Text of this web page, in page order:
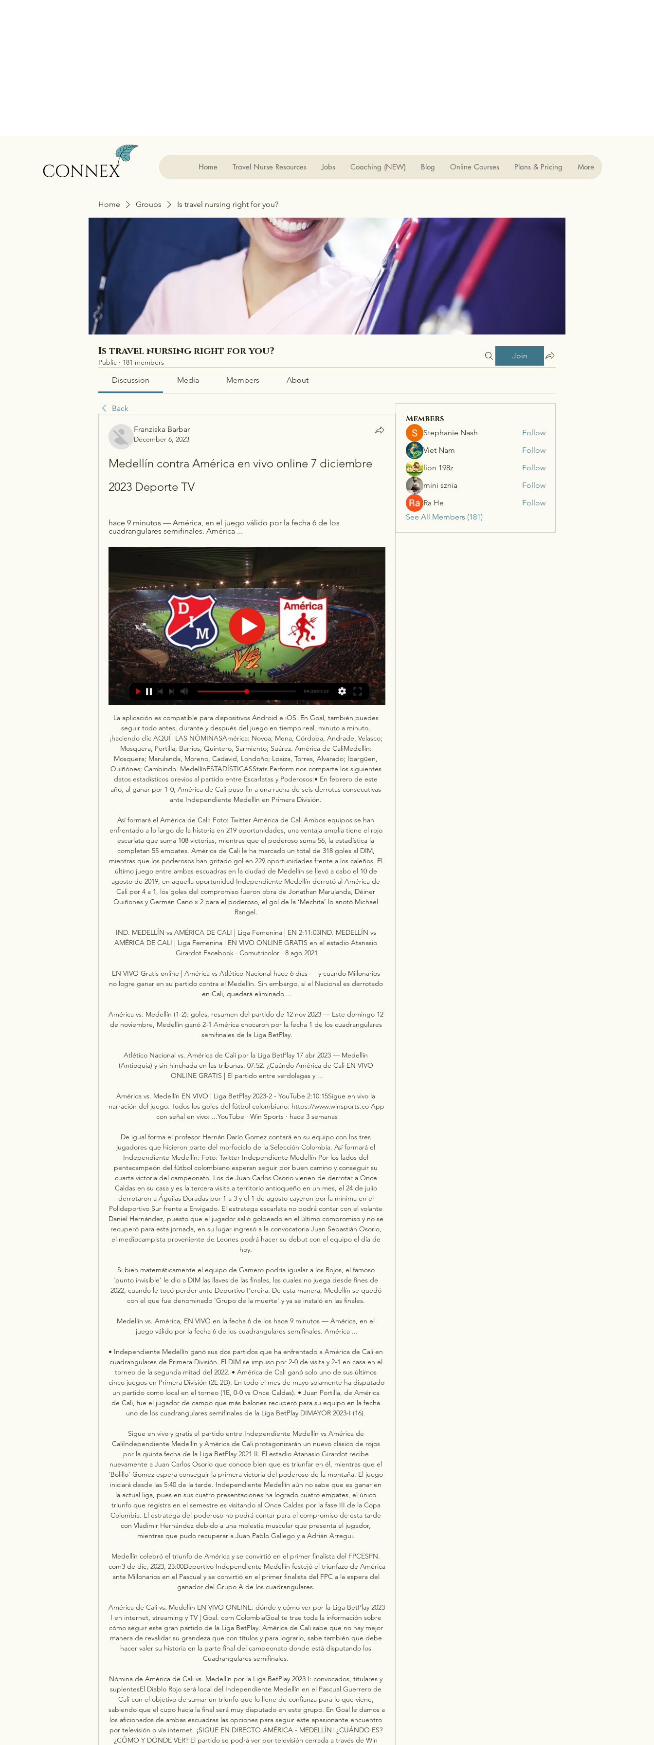
Home Travel Nurse Resources Jobs Coaching (NEW) Blog Online Courses Plans & Pricing More
Home Groups Is travel nursing right for you?
Is travel nursing right for you?
Public · 181 members
Join
Discussion Media Members About
Back
Franziska Barbar
December 6, 2023
Medellín contra América en vivo online 7 diciembre
2023 Deporte TV
hace 9 minutos — América, en el juego válido por la fecha 6 de los
cuadrangulares semifinales. América ...
La aplicación es compatible para dispositivos Android e iOS. En Goal, también puedes
seguir todo antes, durante y después del juego en tiempo real, minuto a minuto,
¡haciendo clic AQUÍ! LAS NÓMINASAmérica: Novoa; Mena, Córdoba, Andrade, Velasco;
Mosquera, Portilla; Barrios, Quintero, Sarmiento; Suárez. América de CaliMedellín:
Mosquera; Marulanda, Moreno, Cadavid, Londoño; Loaiza, Torres, Alvarado; Ibargüen,
Quiñónes; Cambindo. MedellínESTADÍSTICASStats Perform nos comparte los siguientes
datos estadísticos previos al partido entre Escarlatas y Poderosos:• En febrero de este
año, al ganar por 1-0, América de Cali puso fin a una racha de seis derrotas consecutivas
ante Independiente Medellín en Primera División.
Así formará el América de Cali: Foto: Twitter América de Cali Ambos equipos se han
enfrentado a lo largo de la historia en 219 oportunidades, una ventaja amplia tiene el rojo
escarlata que suma 108 victorias, mientras que el poderoso suma 56, la estadística la
completan 55 empates. América de Cali le ha marcado un total de 318 goles al DIM,
mientras que los poderosos han gritado gol en 229 oportunidades frente a los caleños. El
último juego entre ambas escuadras en la ciudad de Medellín se llevó a cabo el 10 de
agosto de 2019, en aquella oportunidad Independiente Medellín derrotó al América de
Cali por 4 a 1, los goles del compromiso fueron obra de Jonathan Marulanda, Déiner
Quiñones y Germán Cano x 2 para el poderoso, el gol de la ‘Mechita’ lo anotó Michael
Rangel.
IND. MEDELLÍN vs AMÉRICA DE CALI | Liga Femenina | EN 2:11:03IND. MEDELLÍN vs
AMÉRICA DE CALI | Liga Femenina | EN VIVO ONLINE GRATIS en el estadio Atanasio
Girardot.Facebook · Comutricolor · 8 ago 2021
EN VIVO Gratis online | América vs Atlético Nacional hace 6 días — y cuando Millonarios
no logre ganar en su partido contra el Medellín. Sin embargo, si el Nacional es derrotado
en Cali, quedará eliminado ...
América vs. Medellín (1-2): goles, resumen del partido de 12 nov 2023 — Este domingo 12
de noviembre, Medellín ganó 2-1 América chocaron por la fecha 1 de los cuadrangulares
semifinales de la Liga BetPlay.
Atlético Nacional vs. América de Cali por la Liga BetPlay 17 abr 2023 — Medellín
(Antioquia) y sin hinchada en las tribunas. 07:52. ¿Cuándo América de Cali EN VIVO
ONLINE GRATIS | El partido entre verdolagas y ...
América vs. Medellín EN VIVO | Liga BetPlay 2023-2 - YouTube 2:10:15Sigue en vivo la
narración del juego. Todos los goles del fútbol colombiano: https://www.winsports.co App
con señal en vivo: ...YouTube · Win Sports · hace 3 semanas
De igual forma el profesor Hernán Darío Gomez contará en su equipo con los tres
jugadores que hicieron parte del morfociclo de la Selección Colombia. Así formará el
Independiente Medellín: Foto: Twitter Independiente Medellín Por los lados del
pentacampeón del fútbol colombiano esperan seguir por buen camino y conseguir su
cuarta victoria del campeonato. Los de Juan Carlos Osorio vienen de derrotar a Once
Caldas en su casa y es la tercera visita a territorio antioqueño en un mes, el 24 de julio
derrotaron a Águilas Doradas por 1 a 3 y el 1 de agosto cayeron por la mínima en el
Polideportivo Sur frente a Envigado. El estratega escarlata no podrá contar con el volante
Daniel Hernández, puesto que el jugador salió golpeado en el último compromiso y no se
recuperó para esta jornada, en su lugar ingresó a la convocatoria Juan Sebastián Osorio,
el mediocampista proveniente de Leones podrá hacer su debut con el equipo el día de
hoy.
Si bien matemáticamente el equipo de Gamero podría igualar a los Rojos, el famoso
'punto invisible' le dio a DIM las llaves de las finales, las cuales no juega desde fines de
2022, cuando le tocó perder ante Deportivo Pereira. De esta manera, Medellín se quedó
con el que fue denominado 'Grupo de la muerte' y ya se instaló en las finales.
Medellín vs. América, EN VIVO en la fecha 6 de los hace 9 minutos — América, en el
juego válido por la fecha 6 de los cuadrangulares semifinales. América ...
• Independiente Medellín ganó sus dos partidos que ha enfrentado a América de Cali en
cuadrangulares de Primera División. El DIM se impuso por 2-0 de visita y 2-1 en casa en el
torneo de la segunda mitad del 2022. • América de Cali ganó solo uno de sus últimos
cinco juegos en Primera División (2E 2D). En todo el mes de mayo solamente ha disputado
un partido como local en el torneo (1E, 0-0 vs Once Caldas). • Juan Portilla, de América
de Cali, fue el jugador de campo que más balones recuperó para su equipo en la fecha
uno de los cuadrangulares semifinales de la Liga BetPlay DIMAYOR 2023-I (16).
Sigue en vivo y gratis el partido entre Independiente Medellín vs América de
CaliIndependiente Medellín y América de Cali protagonizarán un nuevo clásico de rojos
por la quinta fecha de la Liga BetPlay 2021 II. El estadio Atanasio Girardot recibe
nuevamente a Juan Carlos Osorio que conoce bien que es triunfar en él, mientras que el
‘Bolillo’ Gomez espera conseguir la primera victoria del poderoso de la montaña. El juego
iniciará desde las 5:40 de la tarde. Independiente Medellín aún no sabe que es ganar en
la actual liga, pues en sus cuatro presentaciones ha logrado cuatro empates, el único
triunfo que registra en el semestre es visitando al Once Caldas por la fase III de la Copa
Colombia. El estratega del poderoso no podrá contar para el compromiso de esta tarde
con Vladimir Hernández debido a una molestia muscular que presenta el jugador,
mientras que pudo recuperar a Juan Pablo Gallego y a Adrián Arregui.
Medellín celebró el triunfo de América y se convirtió en el primer finalista del FPCESPN.
com3 de dic, 2023, 23:00Deportivo Independiente Medellín festejó el triunfazo de América
ante Millonarios en el Pascual y se convirtió en el primer finalista del FPC a la espera del
ganador del Grupo A de los cuadrangulares.
América de Cali vs. Medellín EN VIVO ONLINE: dónde y cómo ver por la Liga BetPlay 2023
I en internet, streaming y TV | Goal. com ColombiaGoal te trae toda la información sobre
cómo seguir este gran partido de la Liga BetPlay. América de Cali sabe que no hay mejor
manera de revalidar su grandeza que con títulos y para lograrlo, sabe también que debe
hacer valer su historia en la parte final del campeonato donde está disputando los
Cuadrangulares semifinales.
Nómina de América de Cali vs. Medellín por la Liga BetPlay 2023 I: convocados, titulares y
suplentesEl Diablo Rojo será local del Independiente Medellín en el Pascual Guerrero de
Cali con el objetivo de sumar un triunfo que lo llene de confianza para lo que viene,
sabiendo que el cupo hacia la final será muy disputado en este grupo. En Goal le damos a
los aficionados de ambas escuadras las opciones para seguir este apasionante encuentro
por televisión o vía internet. ¡SIGUE EN DIRECTO AMÉRICA - MEDELLÍN! ¿CUÁNDO ES?
¿CÓMO Y DÓNDE VER? El partido se podrá ver por televisión cerrada a través de Win
Members
Stephanie Nash
Follow
Viet Nam
Follow
lion 198z
Follow
mini sznia
Follow
Ra He
Follow
See All Members (181)